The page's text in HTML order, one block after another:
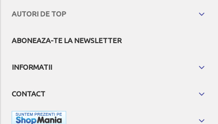
AUTORI DE TOP
ABONEAZA-TE LA NEWSLETTER
INFORMATII
CONTACT